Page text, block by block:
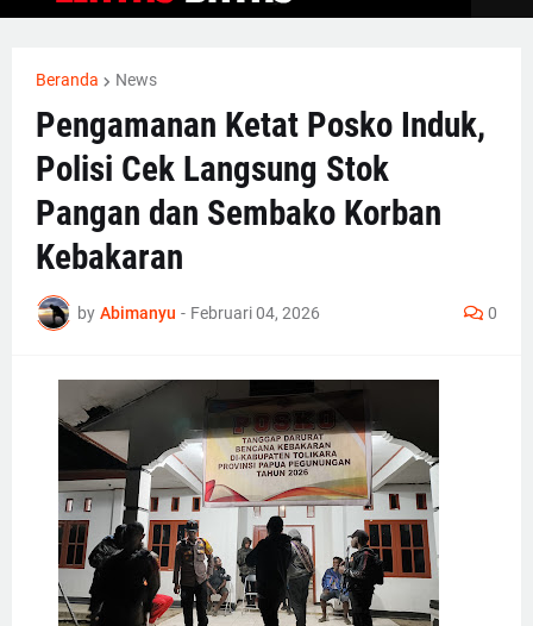
Beranda News
Pengamanan Ketat Posko Induk,
Polisi Cek Langsung Stok
Pangan dan Sembako Korban
Kebakaran
by Abimanyu - Februari 04, 2026 0